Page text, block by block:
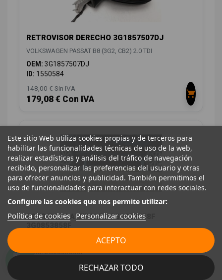
RETROVISOR DERECHO 3G1857507DJ
VOLKSWAGEN PASSAT B8 (3G2, CB2) 2.0 TDI
OEM: 3G1857507DJ
ID: 1550584
148,00 € Sin IVA
179,08 € Con IVA
ESTRIBOS LATERALES 3G0853858F
VOLKSWAGEN PASSAT B8 (3G2, CB2) 2.0 TDI
OEM:3G0853858F
Este sitio Web utiliza cookies propias y de terceros para
habilitar las funcionalidades técnicas de uso de la web,
realizar estadísticas y análisis del tráfico de navegación
recibido, personalizar las preferencias del usuario y otras
para ofrecer anuncios y publicidad. También permitimos el
uso de funcionalidades para interactuar con redes sociales.
Configure las cookies que nos permite utilizar:
Política de cookies Personalizar cookies
RECHAZAR TODO
ACEPTO